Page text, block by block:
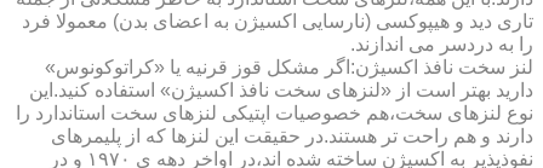
تاری دید و هیپوکسی (نارسایی اکسیژن به اعضای بدن) معمولا فرد
را به دردسر می اندازند.
لنز سخت نافذ اکسیژن:اگر مشکل قوز قرنیه یا «کراتوکونوس»
دارید بهتر است از «لنزهای سخت نافذ اکسیژن» استفاده کنید.این
نوع لنزهای سخت،هم خصوصیات اپتیکی لنزهای سخت استاندارد را
دارند و هم راحت تر هستند.در حقیقت این لنزها که از پلیمرهای
نفوذپذیر به اکسیژن ساخته شده اند،در اواخر دهه ی ۱۹۷۰ و در